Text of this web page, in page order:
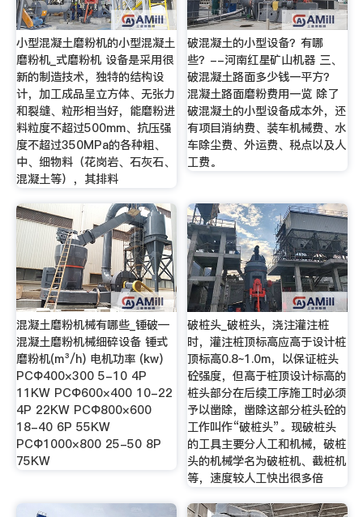
小型混凝土磨粉机的小型混凝土
磨粉机_式磨粉机 设备是采用很
新的制造技术，独特的结构设
计，加工成品呈立方体、无张力
和裂缝、粒形相当好，能磨粉进
料粒度不超过500mm、抗压强
度不超过350MPa的各种粗、
中、细物料（花岗岩、石灰石、
混凝土等），其排料
破混凝土的小型设备？有哪
些？--河南红星矿山机器 三、
破混凝土路面多少钱一平方？
混凝土路面磨粉费用一览 除了
破混凝土的小型设备成本外，还
有项目消纳费、装车机械费、水
车除尘费、外运费、税点以及人
工费。
混凝土磨粉机械有哪些_锤破—
混凝土磨粉机械细碎设备 锤式
磨粉机(m³/h) 电机功率 (kw)
PCΦ400×300 5-10 4P
11KW PCΦ600×400 10-22
4P 22KW PCΦ800×600
18-40 6P 55KW
PCΦ1000×800 25-50 8P
75KW
破桩头_破桩头，浇注灌注桩
时，灌注桩顶标高应高于设计桩
顶标高0.8~1.0m，以保证桩头
砼强度，但高于桩顶设计标高的
桩头部分在后续工序施工时必须
予以凿除，凿除这部分桩头砼的
工作叫作“破桩头”。现破桩头
的工具主要分人工和机械，破桩
头的机械学名为破桩机、截桩机
等，速度较人工快出很多倍